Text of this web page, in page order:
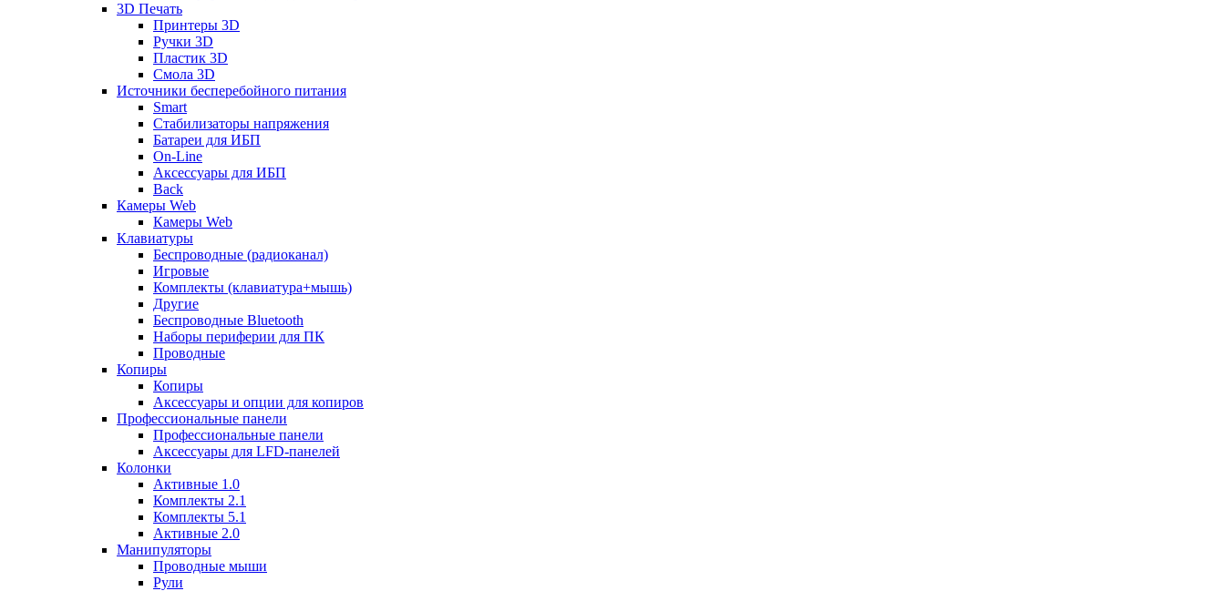
3D Печать
Принтеры 3D
Ручки 3D
Пластик 3D
Смола 3D
Источники бесперебойного питания
Smart
Стабилизаторы напряжения
Батареи для ИБП
On-Line
Аксессуары для ИБП
Back
Камеры Web
Камеры Web
Клавиатуры
Беспроводные (радиоканал)
Игровые
Комплекты (клавиатура+мышь)
Другие
Беспроводные Bluetooth
Наборы периферии для ПК
Проводные
Копиры
Копиры
Аксессуары и опции для копиров
Профессиональные панели
Профессиональные панели
Аксессуары для LFD-панелей
Колонки
Активные 1.0
Комплекты 2.1
Комплекты 5.1
Активные 2.0
Манипуляторы
Проводные мыши
Рули